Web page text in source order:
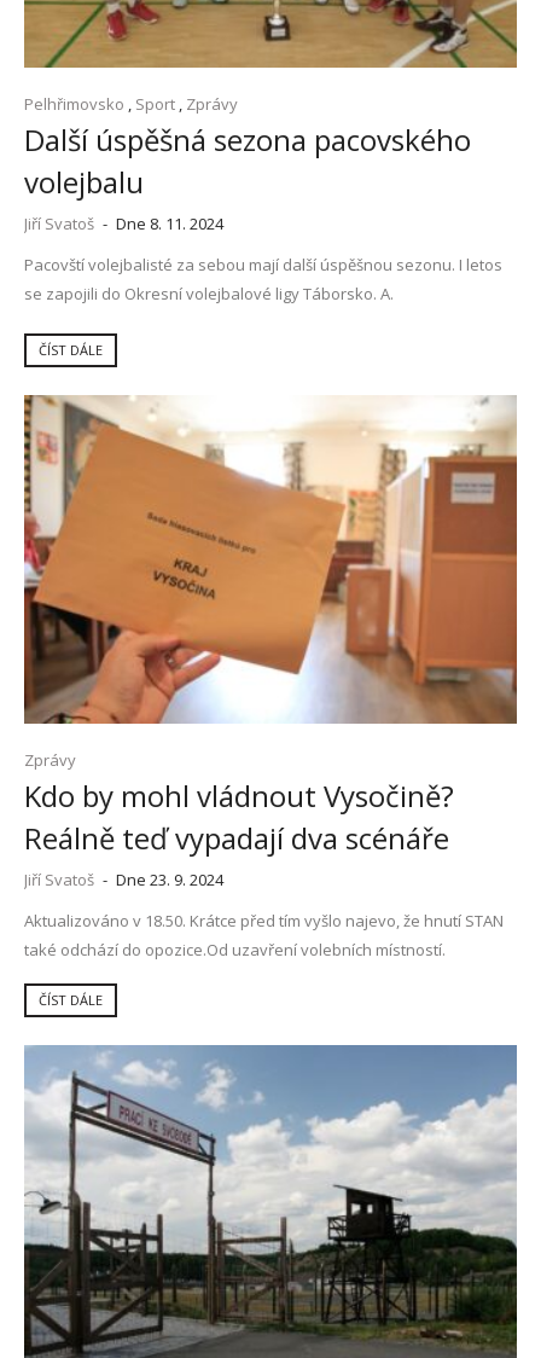
Pelhřimovsko Sport Zprávy
Další úspěšná sezona pacovského
volejbalu
Jiří Svatoš - Dne 8. 11. 2024
Pacovští volejbalisté za sebou mají další úspěšnou sezonu. I letos
se zapojili do Okresní volejbalové ligy Táborsko. A.
ČÍST DÁLE
Zprávy
Kdo by mohl vládnout Vysočině?
Reálně teď vypadají dva scénáře
Jiří Svatoš - Dne 23. 9. 2024
Aktualizováno v 18.50. Krátce před tím vyšlo najevo, že hnutí STAN
také odchází do opozice.Od uzavření volebních místností.
ČÍST DÁLE